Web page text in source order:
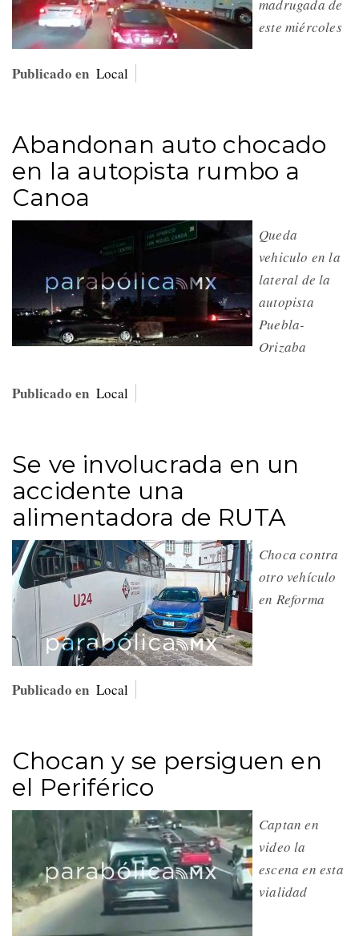
madrugada de
este miércoles
Publicado en Local
Abandonan auto chocado
en la autopista rumbo a
Canoa
Queda
vehiculo en la
lateral de la
autopista
Puebla-
Orizaba
Publicado en Local
Se ve involucrada en un
accidente una
alimentadora de RUTA
Choca contra
otro vehículo
en Reforma
Publicado en Local
Chocan y se persiguen en
el Periférico
Captan en
video la
escena en esta
vialidad